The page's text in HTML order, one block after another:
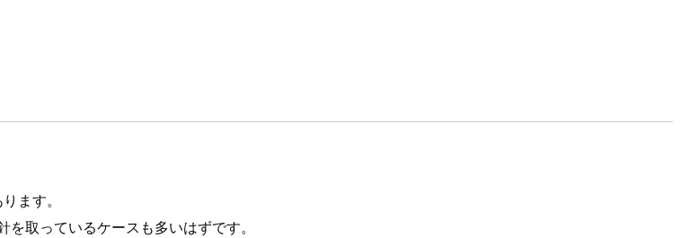
ます。
取っているケースも多いはずです。